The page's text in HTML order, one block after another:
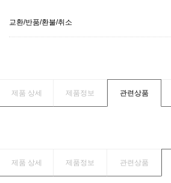
교환/반품/환불/취소
제품 상세 제품정보 관련상품
제품 상세 제품정보 관련상품